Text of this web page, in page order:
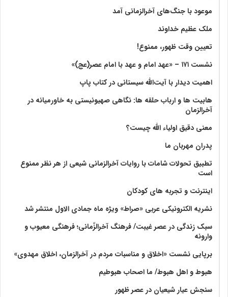
موعود با جنگ‌های آخرالزمانی آمد
ملک عظیم خداوند
تعیین وقت ظهور، ممنوع!
نشست ۱۷۱ – «عهد امام و عهد با امام عصر(عج)»
اهمیت دیدار با آیت‌الله سیستانی در کتاب پاپ
هابیت ها و ارباب حلقه ها: نگاهی صهیونیستی به خاورمیانه در
آخرالزمان
معنی دقیق اولیاء الله چیست؟
پدران مهربان ما
تطبیق تحولات شامات با روایات آخرالزمانی شیعی از هر نظر ممنوع
است
اینترنت و تجربه های کودکان
نشریه الکترونیکی عربی «صراط» ویژه ماه جمادی الاول منتشر شد
سبک زندگی در عصر غیبت/ فرهنگ آخرالزّمانی؛ فرهنگی معیوب و
وارونه
برپایی نشست «اخلاق و مناسبات مردم در آخرالزمان، اخلاق مهدوی»
هبوط و اهل هبوط/ ما اصحاب هبوطیم
سنجش عیار شیعیان در عصر ظهور